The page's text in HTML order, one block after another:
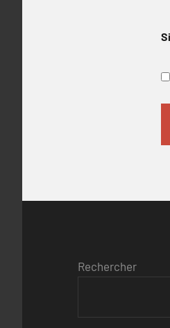
Rechercher